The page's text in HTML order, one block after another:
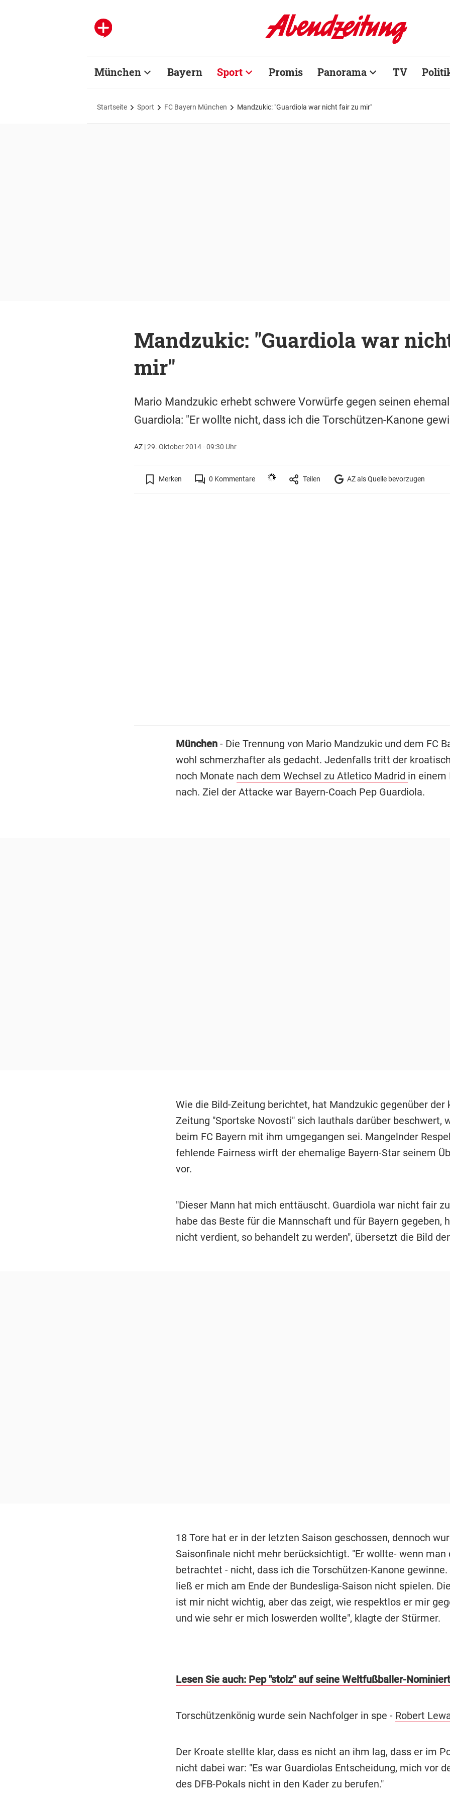
München Bayern Sport Promis Panorama TV
Startseite Sport FC Bayern München Mandzukic: "Guardiola war nicht fair zu mir"
Mandzukic: "Guardiola war
mir"
Mario Mandzukic erhebt schwere Vorwürfe gegen seinen
Guardiola: "Er wollte nicht, dass ich die Torschützen-Kanone
AZ|29. Oktober 2014 - 09:30 Uhr
Merken 0 Kommentare Teilen AZ als Quelle bevorzugen
München - Die Trennung von Mario Mandzukicund dem FC
wohl schmerzhafter als gedacht. Jedenfalls tritt der
noch Monate nach dem Wechsel zu Atletico Madrid in einem
nach. Ziel der Attacke war Bayern-Coach Pep Guardiola.
Wie die Bild-Zeitung berichtet, hat Mandzukic gegenüber der
Zeitung "Sportske Novosti" sich lauthals darüber beschwert,
beim FC Bayern mit ihm umgegangen sei. Mangelnder
fehlende Fairness wirft der ehemalige Bayern-Star seinem
vor.
"Dieser Mann hat mich enttäuscht. Guardiola war nicht fair
habe das Beste für die Mannschaft und für Bayern gegeben,
nicht verdient, so behandelt zu werden", übersetzt die Bild
18 Tore hat er in der letzten Saison geschossen, dennoch
Saisonfinale nicht mehr berücksichtigt. "Er wollte- wenn man
betrachtet - nicht, dass ich die Torschützen-Kanone gewinne.
ließ er mich am Ende der Bundesliga-Saison nicht spielen.
ist mir nicht wichtig, aber das zeigt, wie respektlos er mir
und wie sehr er mich loswerden wollte", klagte der Stürmer.
Lesen Sie auch: Pep "stolz" auf seine Weltfußballer-
Torschützenkönig wurde sein Nachfolger in spe - Robert
Der Kroate stellte klar, dass es nicht an ihm lag, dass er im
nicht dabei war: "Es war Guardiolas Entscheidung, mich vor
des DFB-Pokals nicht in den Kader zu berufen."